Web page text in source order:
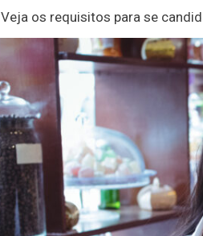
Veja os requisitos para se